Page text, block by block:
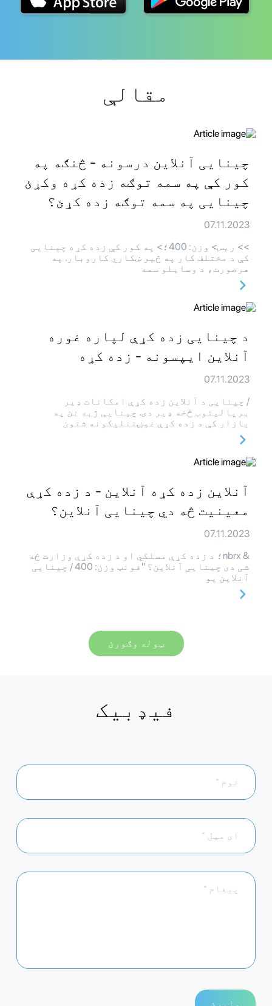
مقالې
چینایی آنلاین درسونه - څنګه په
کور کې په سمه توګه زده کړه وکړئ
چینایی په سمه توګه زده کړئ؟
07.11.2023
>> ريس> وزن: 400؛> په کور کې زده کړه چینایی
کې د مختلف کار په څیر ښکاري کاروبار. په
هرصورت، د وسایلو سمه
د چینایی زده کړې لپاره غوره
آنلاین ایپسونه - زده کړه
07.11.2023
/ چینایی د آنلاین زده کړې امکانات ډیر
بریالیتوب څخه ډیر دی. چینایی ژبه نن په
بازار کې د زده کړې غوښتنلیکونه شتون
آنلاین زده کړه آنلاین - د زده کړې
معینیت څه دي چینایی آنلاین؟
07.11.2023
& nbrx؛ د زده کړې مسلکي او د زده کړې وزارت څه
شی دی چینایی آنلاین؟ "فونټ وزن: 400 / چینایی
آنلاین یو
ټوله وګورئ
فیډبیک